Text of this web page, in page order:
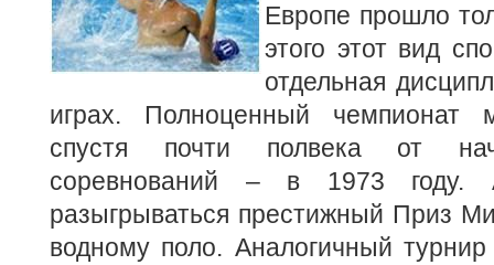
Европе прошло
этого этот вид
отдельная
играх. Полноценный
спустя почти полвека от
соревнований – в 1973
разыгрываться престижный Приз
водному поло. Аналогичный